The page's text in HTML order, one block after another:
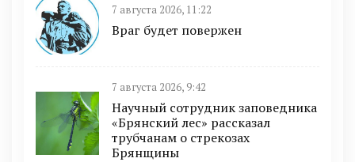
7 августа 2026, 11:22
Враг будет повержен
7 августа 2026, 9:42
Научный сотрудник заповедника
«Брянский лес» рассказал
трубчанам о стрекозах
Брянщины